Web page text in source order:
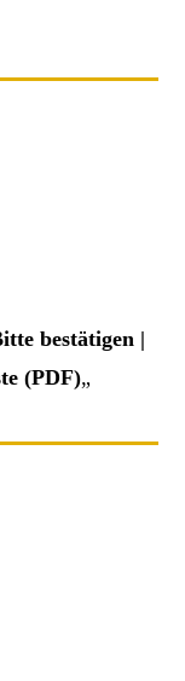
bestätigen |
(PDF)„